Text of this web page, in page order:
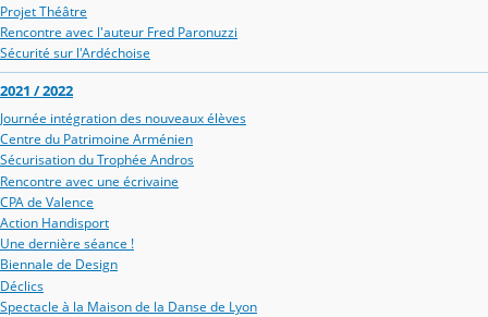
Projet Théâtre
Rencontre avec l'auteur Fred Paronuzzi
Sécurité sur l'Ardéchoise
2021 / 2022
Journée intégration des nouveaux élèves
Centre du Patrimoine Arménien
Sécurisation du Trophée Andros
Rencontre avec une écrivaine
CPA de Valence
Action Handisport
Une dernière séance !
Biennale de Design
Déclics
Spectacle à la Maison de la Danse de Lyon